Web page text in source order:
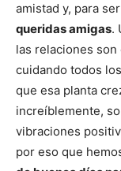
amistad y, para
queridas amigas.
las relaciones
cuidando todos
que esa planta
increíblemente,
vibraciones
por eso que